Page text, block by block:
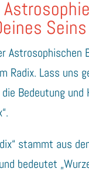
Astrosophischen
Radix. Lass uns
Bedeutung und
stammt aus
bedeutet